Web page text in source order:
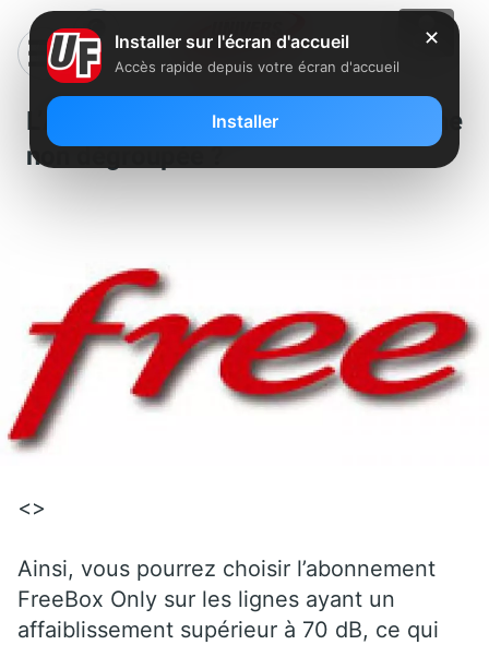
L’ADSL nu bientôt disponible en zone
non dégroupée ?
<>
Ainsi, vous pourrez choisir l’abonnement
FreeBox Only sur les lignes ayant un
affaiblissement supérieur à 70 dB, ce qui
✕
Installer sur l'écran d'accueil
Accès rapide depuis votre écran d'accueil
Installer